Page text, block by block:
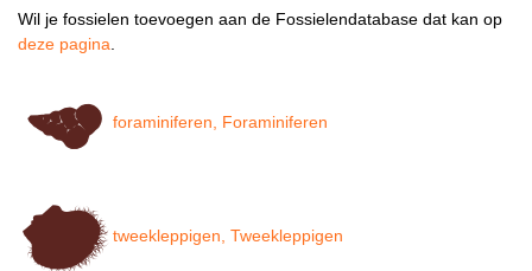
Wil je fossielen toevoegen aan de Fossielendatabase dat kan op
deze pagina.
foraminiferen, Foraminiferen
tweekleppigen, Tweekleppigen